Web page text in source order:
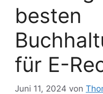
besten
für E-
Juni 11, 2024 von